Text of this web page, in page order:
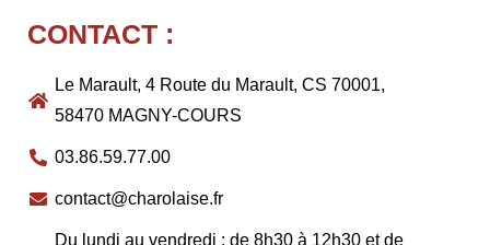
CONTACT :
Le Marault, 4 Route du Marault, CS 70001,
58470 MAGNY-COURS
03.86.59.77.00
contact@charolaise.fr
Du lundi au vendredi : de 8h30 à 12h30 et de